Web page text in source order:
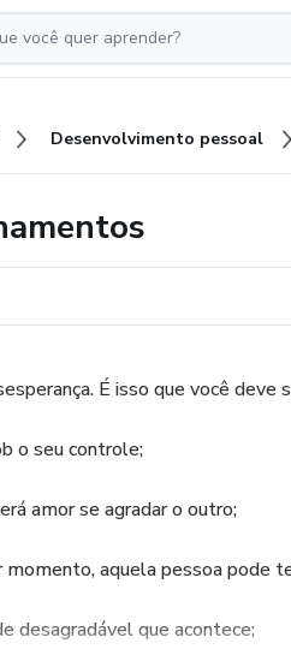
Desenvolvimento pessoal
É isso que você deve
o seu controle;
amor se agradar o outro;
momento, aquela pessoa pode
desagradável que acontece;